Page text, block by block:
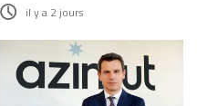
il y a 2 jours